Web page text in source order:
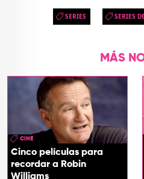
SERIES SERIES
MÁS
CINE
Cinco películas para
recordar a Robin
Williams